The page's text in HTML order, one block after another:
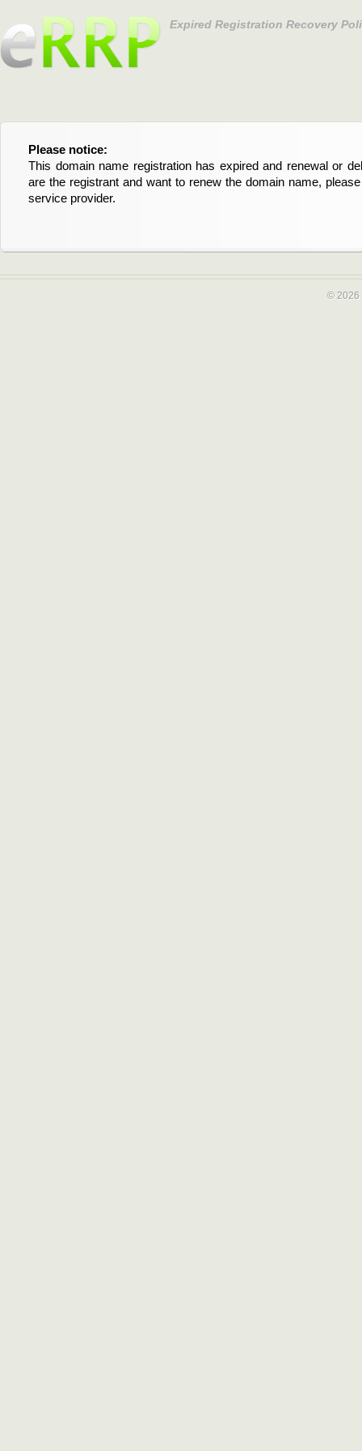
Expired Registration Recovery
Please notice:
This domain name registration has expired and renewal or
are the registrant and want to renew the domain name,
service provider.
Bitte beachten Sie:
Diese Domainregistrierung ist abgelaufen und die
Domain stehen an. Wenn Sie der Registrant sind und
verlängern möchten, kontaktieren Sie bitte Ihren Service-
© 2026